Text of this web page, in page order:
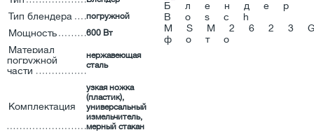
Тип блендера погружной
Мощность 600 Вт
Материал
погружной
части
нержавеющая
сталь
Комплектация
узкая ножка
(пластик),
универсальный
измельчитель,
мерный стакан